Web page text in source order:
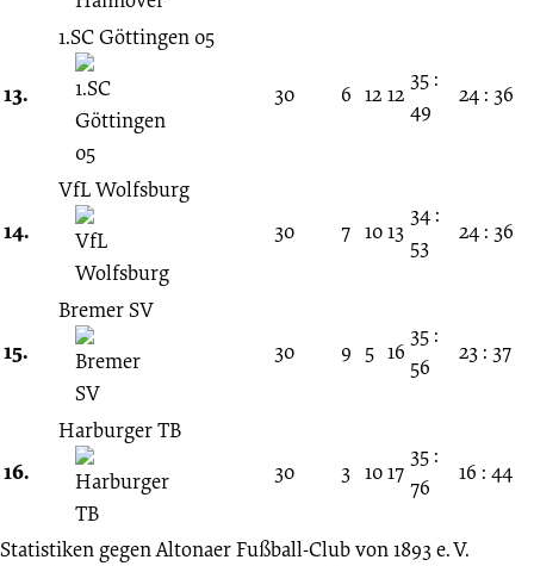
13.
1.SC Göttingen 05
30 6 12 12
35 :
49
24 : 36
14.
VfL Wolfsburg
30
7 1013
34 :
53
24 : 36
15.
Bremer SV
30
9 5 16
35 :
56
23 : 37
16.
Harburger TB
30
3 1017
35 :
76
16 : 44
Statistiken gegenAltonaer Fußball-Club von 1893 e. V.